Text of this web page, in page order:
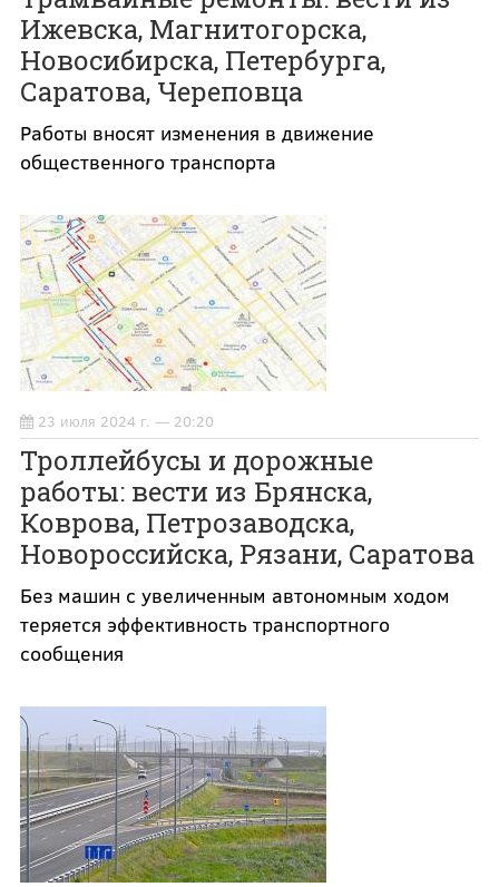
Ижевска, Магнитогорска,
Новосибирска, Петербурга,
Саратова, Череповца
Работы вносят изменения в движение
общественного транспорта
23 июля 2024 г. — 20:20
Троллейбусы и дорожные
работы: вести из Брянска,
Коврова, Петрозаводска,
Новороссийска, Рязани, Саратова
Без машин с увеличенным автономным ходом
теряется эффективность транспортного
сообщения